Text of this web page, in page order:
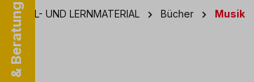
SPIEL- UND LERNMATERIAL Bücher Musik
Bildergalerie überspringen